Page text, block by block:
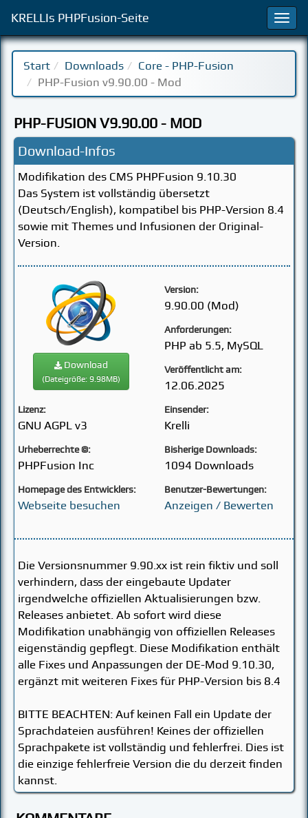
an-/
KRELLIs PHPFusion-Seite
Start Downloads
Core - PHP-Fusion
PHP-Fusion v9.90.00 - Mod
PHP-FUSION V9.90.00 - MOD
Download-Infos
Modifikation des CMS PHPFusion 9.10.30
Das System ist vollständig übersetzt
(Deutsch/English), kompatibel bis PHP-Version 8.4
sowie mit Themes und Infusionen der Original-
Version.
Download
(Dateigröße: 9.98MB)
Version:
9.90.00 (Mod)
Anforderungen:
PHP ab 5.5, MySQL
Veröffentlicht am:
12.06.2025
Lizenz:
GNU AGPL v3
Urheberrechte ©:
PHPFusion Inc
Homepage des Entwicklers:
Webseite besuchen
Einsender:
Krelli
Bisherige Downloads:
1094 Downloads
Benutzer-Bewertungen:
Anzeigen / Bewerten
Die Versionsnummer 9.90.xx ist rein fiktiv und soll
verhindern, dass der eingebaute Updater
irgendwelche offiziellen Aktualisierungen bzw.
Releases anbietet. Ab sofort wird diese
Modifikation unabhängig von offiziellen Releases
eigenständig gepflegt. Diese Modifikation enthält
alle Fixes und Anpassungen der DE-Mod 9.10.30,
ergänzt mit weiteren Fixes für PHP-Version bis 8.4
BITTE BEACHTEN: Auf keinen Fall ein Update der
Sprachdateien ausführen! Keines der offiziellen
Sprachpakete ist vollständig und fehlerfrei. Dies ist
die einzige fehlerfreie Version die du derzeit finden
kannst.